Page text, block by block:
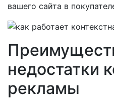
вашего сайта в
недостатки
рекламы